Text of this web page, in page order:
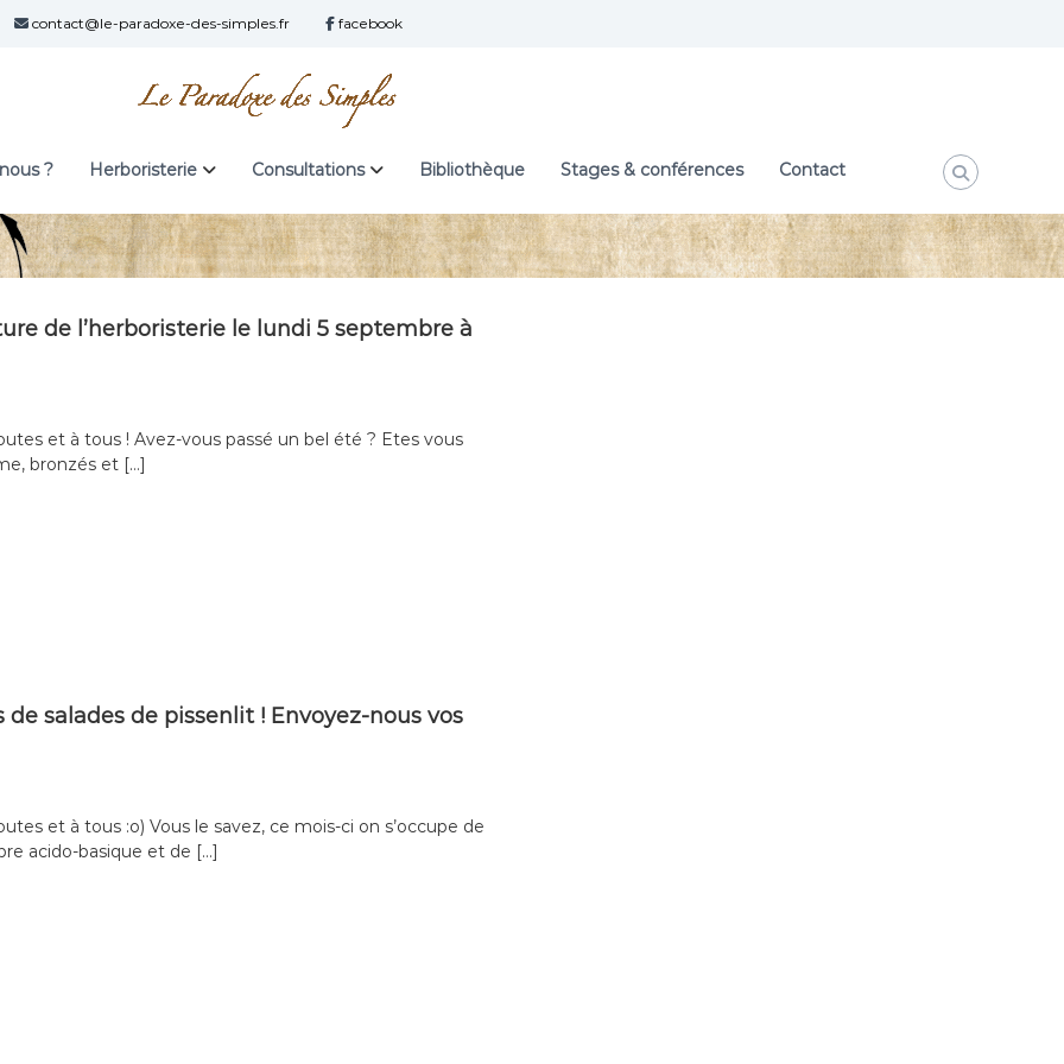
contact@le-paradoxe-des-simples.fr facebook
? Herboristerie Consultations Bibliothèque Stages & conférences Contact
de l’herboristerie le lundi 5 septembre à
et à tous ! Avez-vous passé un bel été ? Etes vous
bronzés et […]
de salades de pissenlit ! Envoyez-nous vos
et à tous :o) Vous le savez, ce mois-ci on s’occupe de
acido-basique et de […]